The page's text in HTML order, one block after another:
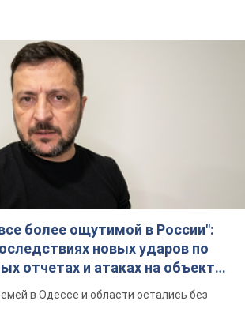
более ощутимой в России":
новых ударов по
отчетах и атаках на объекты
в Одессе и области остались без